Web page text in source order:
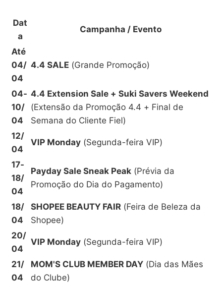
Dat
a
Campanha / Evento
Até
04/
04
4.4 SALE (Grande Promoção)
04-
10/
04
4.4 Extension Sale + Suki Savers Weekend
(Extensão da Promoção 4.4 + Final de
Semana do Cliente Fiel)
12/
04
VIP Monday (Segunda-feira VIP)
17-
18/
04
Payday Sale Sneak Peak (Prévia da
Promoção do Dia do Pagamento)
18/
04
SHOPEE BEAUTY FAIR (Feira de Beleza da
Shopee)
20/
04
VIP Monday (Segunda-feira VIP)
21/
04
MOM'S CLUB MEMBER DAY (Dia das Mães
do Clube)